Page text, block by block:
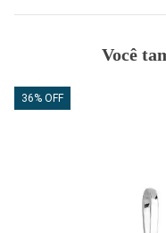
Você
36% OFF